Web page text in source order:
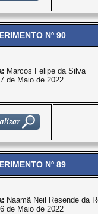
Nº 90
Marcos Felipe da Silva
de Maio de 2022
Nº 89
Naamã Neil Resende da
de Maio de 2022